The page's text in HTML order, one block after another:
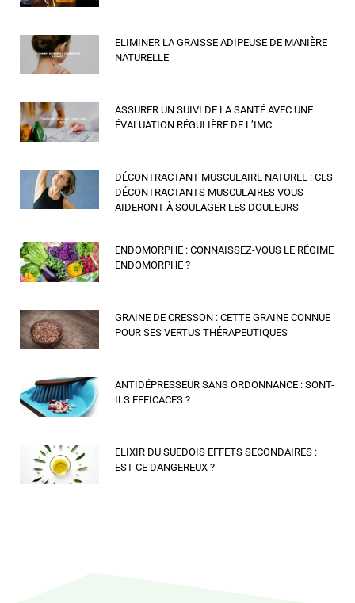
ELIMINER LA GRAISSE ADIPEUSE DE MANIÈRE
NATURELLE
ASSURER UN SUIVI DE LA SANTÉ AVEC UNE
ÉVALUATION RÉGULIÈRE DE L’IMC
DÉCONTRACTANT MUSCULAIRE NATUREL : CES
DÉCONTRACTANTS MUSCULAIRES VOUS
AIDERONT À SOULAGER LES DOULEURS
ENDOMORPHE : CONNAISSEZ-VOUS LE RÉGIME
ENDOMORPHE ?
GRAINE DE CRESSON : CETTE GRAINE CONNUE
POUR SES VERTUS THÉRAPEUTIQUES
ANTIDÉPRESSEUR SANS ORDONNANCE : SONT-
ILS EFFICACES ?
ELIXIR DU SUEDOIS EFFETS SECONDAIRES :
EST-CE DANGEREUX ?